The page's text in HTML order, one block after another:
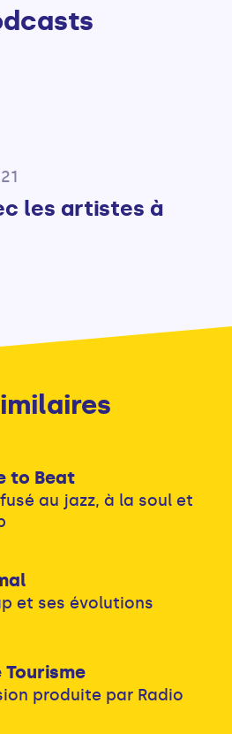
les artistes à
to Beat
au jazz, à la soul et
et ses évolutions
Tourisme
produite par Radio